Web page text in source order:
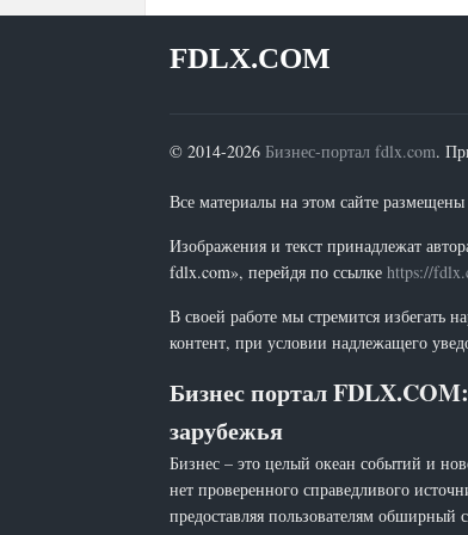
FDLX.COM
© 2014-2026 Бизнес-портал fdlx.com.
Все материалы на этом сайте
Изображения и текст принадлежат
fdlx.com», перейдя по ссылке https://
В своей работе мы стремится избегать
контент, при условии надлежащего
Бизнес портал
зарубежья
Бизнес – это целый океан событий и
нет проверенного справедливого
предоставляя пользователям обширный